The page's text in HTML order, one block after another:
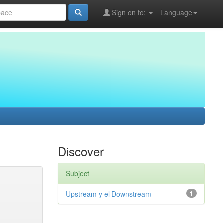
Language
Sign on to:
Discover
Subject
1
Upstream y el Downstream